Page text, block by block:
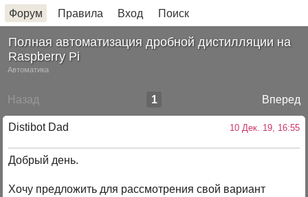
Форум Правила Вход Поиск
Полная автоматизация дробной дистилляции на
Raspberry Pi
Автоматика
Назад Вперед
1
Distibot Dad 10 Дек. 19, 16:55
Добрый день.
Хочу предложить для рассмотрения свой вариант